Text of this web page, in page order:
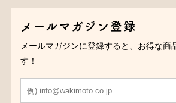
メールマガジン登録
メールマガジンに登録すると、お得な商
す！